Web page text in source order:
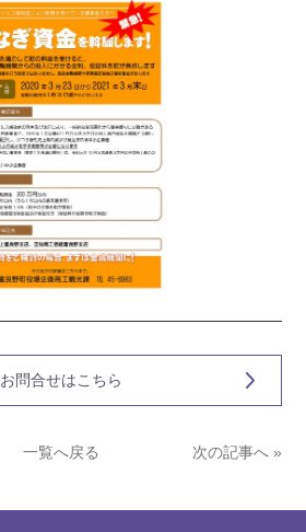
お問合せはこちら
一覧へ戻る 次の記事へ »